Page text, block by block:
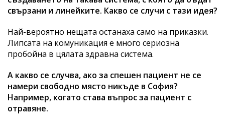
свързани и линейките. Какво се случи с тази идея?
Най-вероятно нещата останаха само на приказки.
Липсата на комуникация е много сериозна
пробойна в цялата здравна система.
А какво се случва, ако за спешен пациент не се
намери свободно място никъде в София?
Например, когато става въпрос за пациент с
отравяне.